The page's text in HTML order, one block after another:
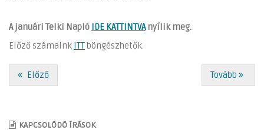
A januári Telki Napló IDE KATTINTVAnyílik meg.
Előző számaink ITT böngészhetők.
Előző Tovább
KAPCSOLÓDÓ ÍRÁSOK